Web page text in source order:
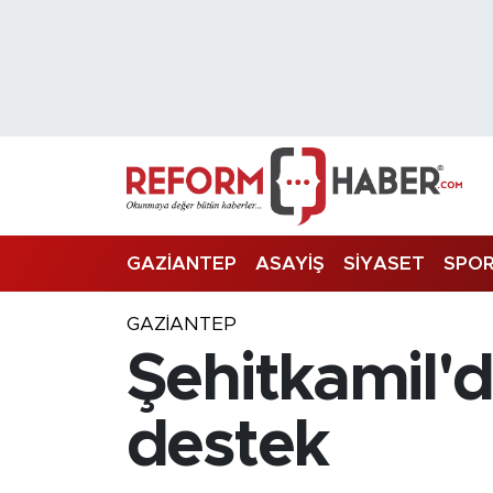
GAZİANTEP ASAYİŞ SİYASET SPOR
GAZIANTEP
destek
Trafik Durumu
Süper Lig Puan Durumu ve Fikstür
Son Dakika Haberleri
Haber Arşivi